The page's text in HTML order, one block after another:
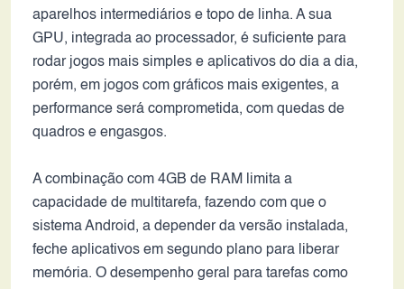
aparelhos intermediários e topo de linha. A sua
GPU, integrada ao processador, é suficiente para
rodar jogos mais simples e aplicativos do dia a dia,
porém, em jogos com gráficos mais exigentes, a
performance será comprometida, com quedas de
quadros e engasgos.
A combinação com 4GB de RAM limita a
capacidade de multitarefa, fazendo com que o
sistema Android, a depender da versão instalada,
feche aplicativos em segundo plano para liberar
memória. O desempenho geral para tarefas como